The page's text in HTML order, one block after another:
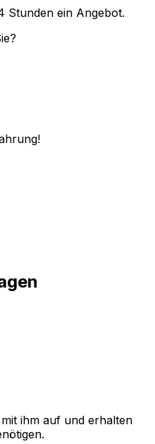
Stunden ein Angebot.
!
ihm auf und erhalten